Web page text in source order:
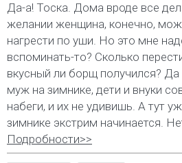
Да-а! Тоска. Дома вроде все
желании женщина, конечно,
нагрести по уши. Но это мне
вспоминать-то? Сколько
вкусный ли борщ получился?
муж на зимнике, дети и внуки
набеги, и их не удивишь. А тут
зимнике экстрим начинается.
Подробности>>